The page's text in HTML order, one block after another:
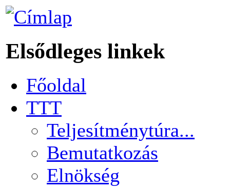
Elsődleges linkek
Főoldal
TTT
Teljesítménytúra...
Bemutatkozás
Elnökség